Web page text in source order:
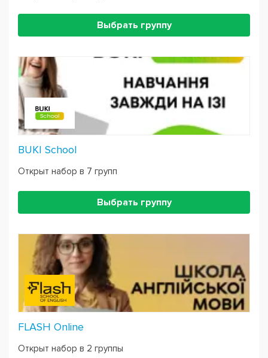
Выбрать группу
BUKI School
Открыт набор в 7 групп
Выбрать группу
FLASH Online
Открыт набор в 2 группы